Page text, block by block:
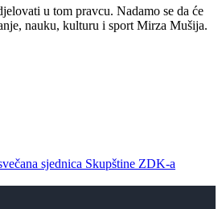
u tom pravcu. Nadamo se da će
nauku, kulturu i sport Mirza Mušija.
sjednica Skupštine ZDK-a